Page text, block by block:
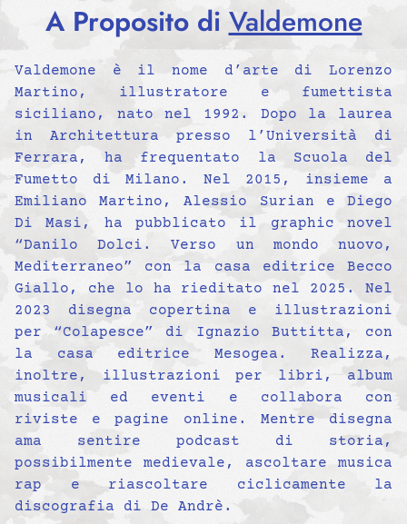
A Proposito di Valdemone
Valdemone è il nome d’arte di Lorenzo
Martino, illustratore e fumettista
siciliano, nato nel 1992. Dopo la laurea
in Architettura presso l’Università di
Ferrara, ha frequentato la Scuola del
Fumetto di Milano. Nel 2015, insieme a
Emiliano Martino, Alessio Surian e Diego
Di Masi, ha pubblicato il graphic novel
“Danilo Dolci. Verso un mondo nuovo,
Mediterraneo” con la casa editrice Becco
Giallo, che lo ha rieditato nel 2025. Nel
2023 disegna copertina e illustrazioni
per “Colapesce” di Ignazio Buttitta, con
la casa editrice Mesogea. Realizza,
inoltre, illustrazioni per libri, album
musicali ed eventi e collabora con
riviste e pagine online. Mentre disegna
ama sentire podcast di storia,
possibilmente medievale, ascoltare musica
rap e riascoltare ciclicamente la
discografia di De Andrè.